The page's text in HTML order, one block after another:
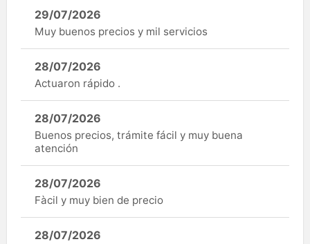
29/07/2026
Muy buenos precios y mil servicios
28/07/2026
Actuaron rápido .
28/07/2026
Buenos precios, trámite fácil y muy buena
atención
28/07/2026
Fàcil y muy bien de precio
28/07/2026